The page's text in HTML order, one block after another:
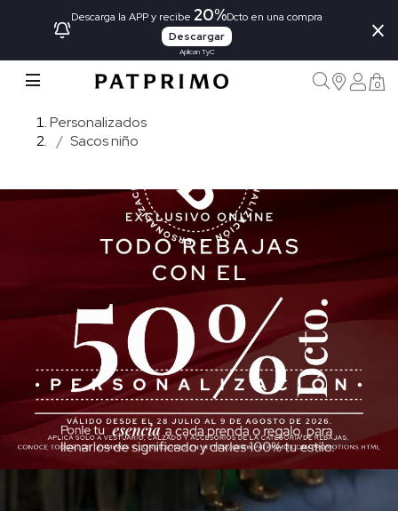
Descarga la APP y recibe 20%Dcto en una compra
Descargar
Aplican TyC
×
0
Personalizados
Sacos niño